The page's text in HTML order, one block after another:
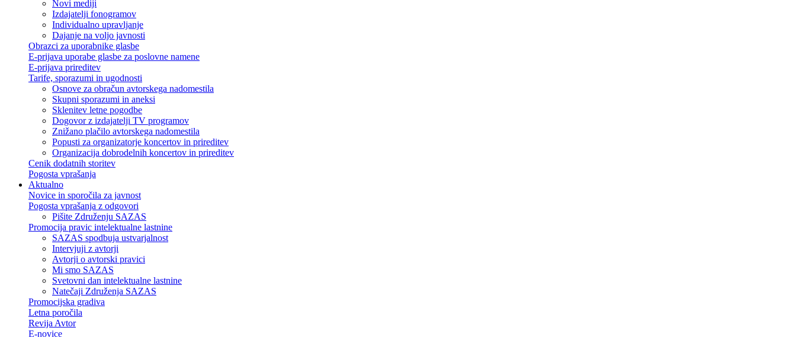
Novi mediji
Izdajatelji fonogramov
Individualno upravljanje
Dajanje na voljo javnosti
Obrazci za uporabnike glasbe
E-prijava uporabe glasbe za poslovne namene
E-prijava prireditev
Tarife, sporazumi in ugodnosti
Osnove za obračun avtorskega nadomestila
Skupni sporazumi in aneksi
Sklenitev letne pogodbe
Dogovor z izdajatelji TV programov
Znižano plačilo avtorskega nadomestila
Popusti za organizatorje koncertov in prireditev
Organizacija dobrodelnih koncertov in prireditev
Cenik dodatnih storitev
Pogosta vprašanja
Aktualno
Novice in sporočila za javnost
Pogosta vprašanja z odgovori
Pišite Združenju SAZAS
Promocija pravic intelektualne lastnine
SAZAS spodbuja ustvarjalnost
Intervjuji z avtorji
Avtorji o avtorski pravici
Mi smo SAZAS
Svetovni dan intelektualne lastnine
Natečaji Združenja SAZAS
Promocijska gradiva
Letna poročila
Revija Avtor
E-novice